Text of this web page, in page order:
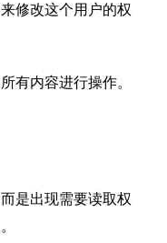
修改这个用户的权
有内容进行操作。
是出现需要读取权